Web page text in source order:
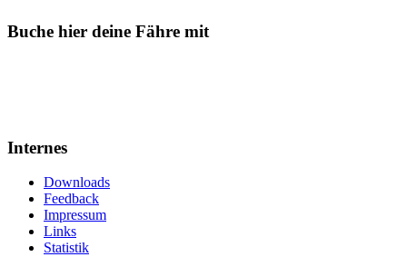
Buche hier deine Fähre mit
Internes
Downloads
Feedback
Impressum
Links
Statistik